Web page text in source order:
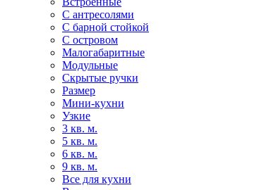
С антресолями
С барной стойкой
С островом
Малогабаритные
Модульные
Скрытые ручки
Размер
Мини-кухни
Узкие
3 кв. м.
5 кв. м.
6 кв. м.
9 кв. м.
Все для кухни